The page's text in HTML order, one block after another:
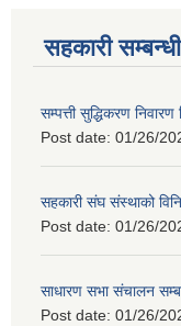
सहकारी
सम्पत्ती सुद्धिकरण
Post date: 01/26/
सहकारी संघ संस्थाको
Post date: 01/26/
साधारण सभा संचालन
Post date: 01/26/